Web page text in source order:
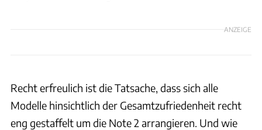
ANZEIGE
Recht erfreulich ist die Tatsache, dass sich alle
Modelle hinsichtlich der Gesamtzufriedenheit recht
eng gestaffelt um die Note 2 arrangieren. Und wie